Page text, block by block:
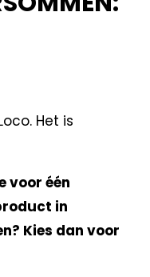
Het is
voor één
in
Kies dan voor